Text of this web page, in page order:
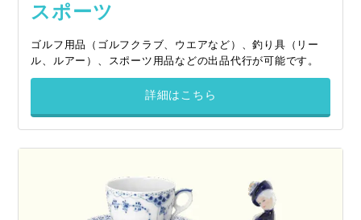
スポーツ
ゴルフ用品（ゴルフクラブ、ウエアなど）、釣り具（リー
ル、ルアー）、スポーツ用品などの出品代行が可能です。
詳細はこちら